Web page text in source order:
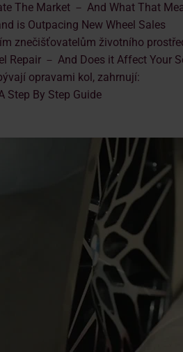
The Market － And What That
is Outpacing New Wheel Sales
znečišťovatelům životního
Repair － And Does it Affect Your
opravami kol, zahrnují:
Step By Step Guide